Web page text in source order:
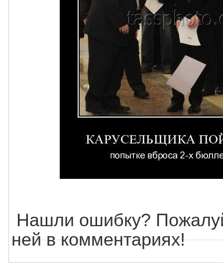
Нашли ошибку?
ней в комментариях!